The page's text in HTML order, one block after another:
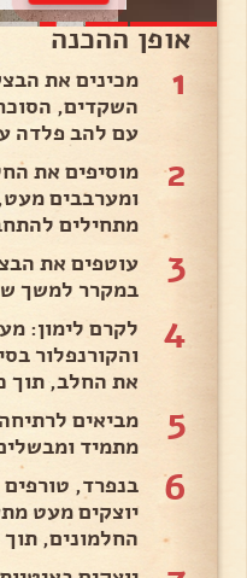
אופן ההכנה
1
מכינים את
השקדים,
עם להב פלדה
2
מוסיפים את
ומערבבים
מתחילים
3
עוטפים את
במקרר למשך
4
לקרם לימון:
והקורנפלור
את החלב, תוך
5
מביאים
מתמיד
6
בנפרד,
יוצקים מעט
החלמונים,